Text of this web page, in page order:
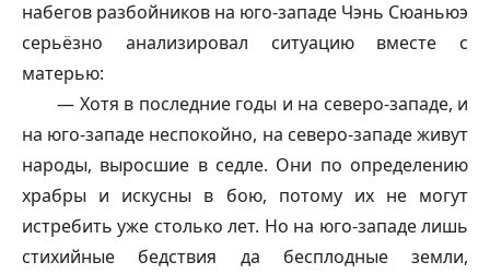
набегов разбойников на юго-западе Чэнь Сюаньюэ
серьёзно анализировал ситуацию вместе с
матерью:
— Хотя в последние годы и на северо-западе, и
на юго-западе неспокойно, на северо-западе живут
народы, выросшие в седле. Они по определению
храбры и искусны в бою, потому их не могут
истребить уже столько лет. Но на юго-западе лишь
стихийные бедствия да бесплодные земли,